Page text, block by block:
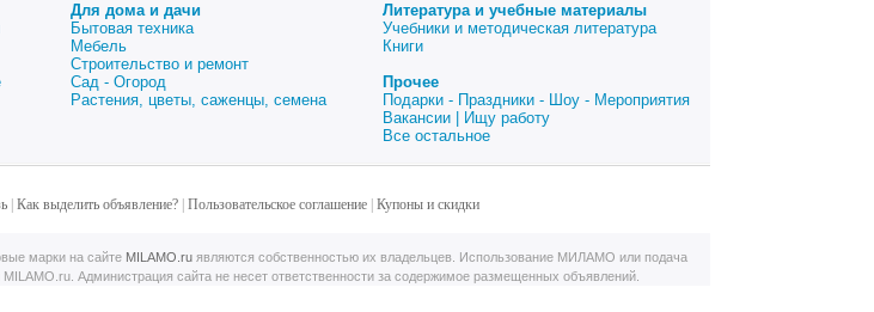
Для дома и дачи
Бытовая техника
Мебель
Строительство и ремонт
Сад - Огород
Растения, цветы, саженцы, семена
Литература и учебные материалы
Учебники и методическая литература
Книги
Прочее
Подарки - Праздники - Шоу - Мероприятия
Вакансии | Ищу работу
Все остальное
| Как выделить объявление?| Пользовательское соглашение| Купоны и скидки
марки на сайте MILAMO.ru являются собственностью их владельцев. Использование МИЛАМО или подача
MILAMO.ru. Администрация сайта не несет ответственности за содержимое размещенных объявлений.